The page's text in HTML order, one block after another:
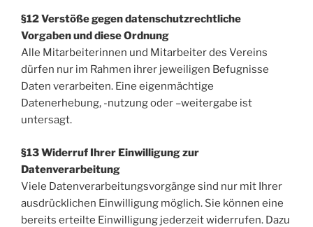
§12 Verstöße gegen datenschutzrechtliche
Vorgaben und diese Ordnung
Alle Mitarbeiterinnen und Mitarbeiter des Vereins
dürfen nur im Rahmen ihrer jeweiligen Befugnisse
Daten verarbeiten. Eine eigenmächtige
Datenerhebung, -nutzung oder –weitergabe ist
untersagt.
§13 Widerruf Ihrer Einwilligung zur
Datenverarbeitung
Viele Datenverarbeitungsvorgänge sind nur mit Ihrer
ausdrücklichen Einwilligung möglich. Sie können eine
bereits erteilte Einwilligung jederzeit widerrufen. Dazu